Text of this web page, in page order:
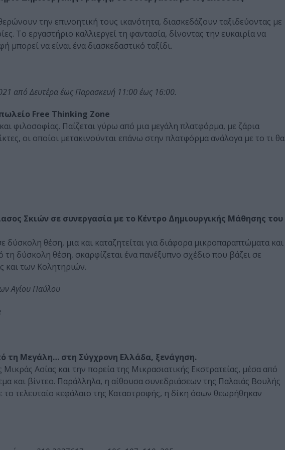
την επινοητική τους ικανότητα, διασκεδάζουν ταξιδεύοντας με
Το εργαστήριο καλλιεργεί τη φαντασία, δίνοντας την ευκαιρία να
να είναι ένα διασκεδαστικό ταξίδι.
από Δευτέρα έως Παρασκευή 11:00 έως 16:00.
Free Thinking Zone
φιλοσοφίας. Παίζεται γύρω από μια μεγάλη πλατφόρμα, με ζάρια
οι οποίοι μετακινούνται επάνω στην πλατφόρμα ανάλογα με το τι θα
Σκιών σε συνεργασία με το Κέντρο Δημιουργικής Μάθησης του
θέση, μια και καταζητείται για διάφορα μικροπαραπτώματα και
τη δύσκολη θέση, σκαρφίζεται ένα πανέξυπνο σχέδιο που βάζει σε
και των Κολητηριών.
Αγίου Παύλου
τη Μεγάλη… στη Σύγχρονη Ελλάδα, ξενάγηση.
Ασίας και την πορεία της Μικρασιατικής Εκστρατείας, μέσα από
και βίντεο. Παράλληλα, η αίθουσα συνεδριάσεων της Παλαιάς Βουλής
το τελευταίο κεφάλαιο της Καταστροφής, η δίκη όσων θεωρήθηκαν